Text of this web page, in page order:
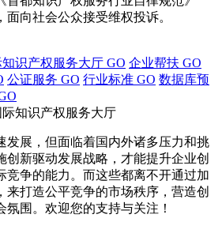
向社会公众接受维权投诉。
识产权服务大厅 GO 企业帮扶 GO
公证服务 GO 行业标准 GO 数据库预
发展，但面临着国内外诸多压力和挑
创新驱动发展战略，才能提升企业创
竞争的能力。而这些都离不开通过加
来打造公平竞争的市场秩序，营造创
氛围。欢迎您的支持与关注！